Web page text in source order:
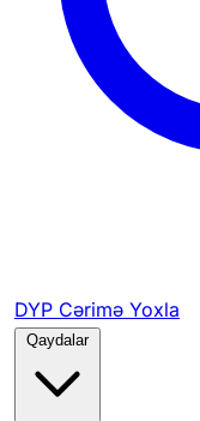
DYP Cərimə Yoxla
Qaydalar